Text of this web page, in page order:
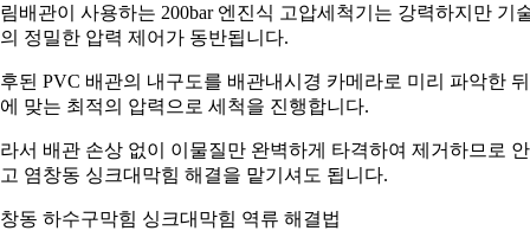
배관이 사용하는 200bar 엔진식 고압세척기는 강력하지만 기
정밀한 압력 제어가 동반됩니다.
된 PVC 배관의 내구도를 배관내시경 카메라로 미리 파악한 뒤
맞는 최적의 압력으로 세척을 진행합니다.
서 배관 손상 없이 이물질만 완벽하게 타격하여 제거하므로
염창동 싱크대막힘 해결을 맡기셔도 됩니다.
동 하수구막힘 싱크대막힘 역류 해결법